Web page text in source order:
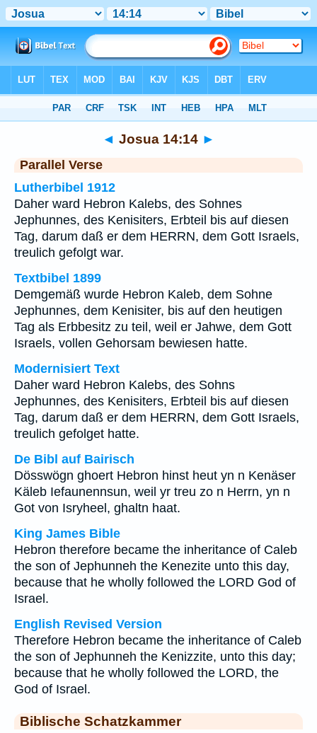
◄ Josua 14:14 ►
Parallel Verse
Lutherbibel 1912
Daher ward Hebron Kalebs, des Sohnes
Jephunnes, des Kenisiters, Erbteil bis auf diesen
Tag, darum daß er dem HERRN, dem Gott Israels,
treulich gefolgt war.
Textbibel 1899
Demgemäß wurde Hebron Kaleb, dem Sohne
Jephunnes, dem Kenisiter, bis auf den heutigen
Tag als Erbbesitz zu teil, weil er Jahwe, dem Gott
Israels, vollen Gehorsam bewiesen hatte.
Modernisiert Text
Daher ward Hebron Kalebs, des Sohns
Jephunnes, des Kenisiters, Erbteil bis auf diesen
Tag, darum daß er dem HERRN, dem Gott Israels,
treulich gefolget hatte.
De Bibl auf Bairisch
Dösswögn ghoert Hebron hinst heut yn n Kenäser
Käleb Iefaunennsun, weil yr treu zo n Herrn, yn n
Got von Isryheel, ghaltn haat.
King James Bible
Hebron therefore became the inheritance of Caleb
the son of Jephunneh the Kenezite unto this day,
because that he wholly followed the LORD God of
Israel.
English Revised Version
Therefore Hebron became the inheritance of Caleb
the son of Jephunneh the Kenizzite, unto this day;
because that he wholly followed the LORD, the
God of Israel.
Biblische Schatzkammer